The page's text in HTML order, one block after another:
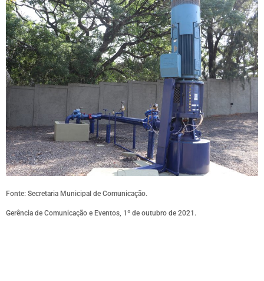
Fonte: Secretaria Municipal de Comunicação.
Gerência de Comunicação e Eventos, 1º de outubro de 2021.